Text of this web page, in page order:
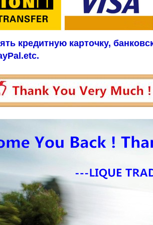
кредитную карточку,